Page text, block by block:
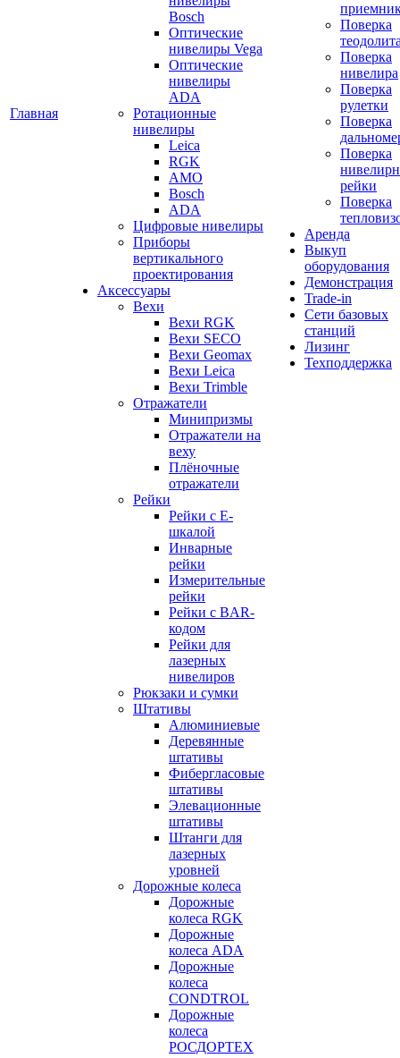
Главная
Bosch
Оптические
нивелиры Vega
Оптические
нивелиры
ADA
Ротационные
нивелиры
Leica
RGK
AMO
Bosch
ADA
Цифровые нивелиры
Приборы
вертикального
проектирования
Аксессуары
Вехи
Вехи RGK
Вехи SECO
Вехи Geomax
Вехи Leica
Вехи Trimble
Отражатели
Минипризмы
Отражатели на
веху
Плёночные
отражатели
Рейки
Рейки с E-
шкалой
Инварные
рейки
Измерительные
рейки
Рейки с BAR-
кодом
Рейки для
лазерных
нивелиров
Рюкзаки и сумки
Штативы
Алюминиевые
Деревянные
штативы
Фибергласовые
штативы
Элевационные
штативы
Штанги для
лазерных
уровней
Дорожные колеса
Дорожные
колеса RGK
Дорожные
колеса ADA
Дорожные
колеса
CONDTROL
Дорожные
колеса
РОСДОРТЕХ
Поверка
Поверка
нивелира
Поверка
рулетки
Поверка
Поверка
рейки
Поверка
Аренда
Выкуп
оборудования
Демонстрация
Trade-in
Сети базовых
станций
Лизинг
Техподдержка